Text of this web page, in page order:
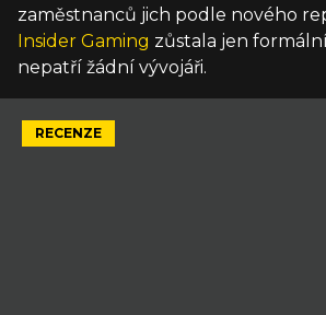
zaměstnanců jich podle nového
Insider Gaming zůstala jen
nepatří žádní vývojáři.
RECENZE